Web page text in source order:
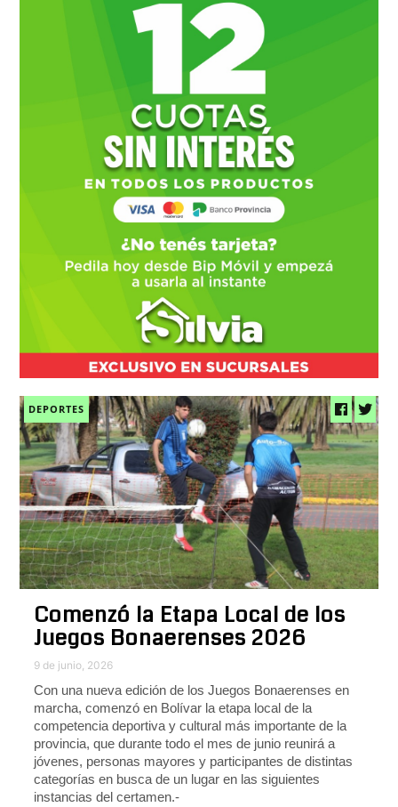
DEPORTES
Comenzó la Etapa Local de los
Juegos Bonaerenses 2026
9 de junio, 2026
Con una nueva edición de los Juegos Bonaerenses en
marcha, comenzó en Bolívar la etapa local de la
competencia deportiva y cultural más importante de la
provincia, que durante todo el mes de junio reunirá a
jóvenes, personas mayores y participantes de distintas
categorías en busca de un lugar en las siguientes
instancias del certamen.-